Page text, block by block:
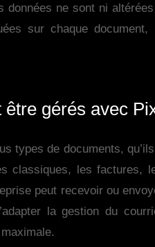
données ne sont ni
sur chaque document,
gérés avec
types de documents,
classiques, les factures,
peut recevoir ou
la gestion du